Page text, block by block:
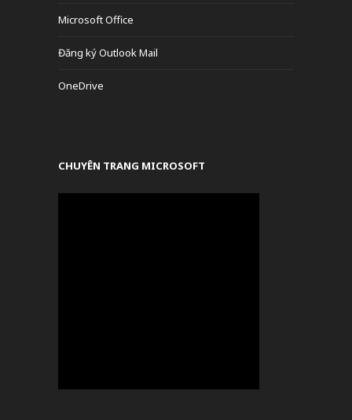
Microsoft Office
Đăng ký Outlook Mail
OneDrive
CHUYÊN TRANG MICROSOFT